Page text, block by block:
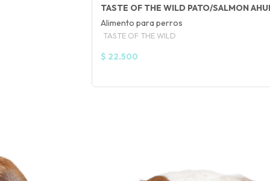
TASTE OF THE WILD PATO/SALMON
Alimento para perros
TASTE OF THE WILD
$ 22.500